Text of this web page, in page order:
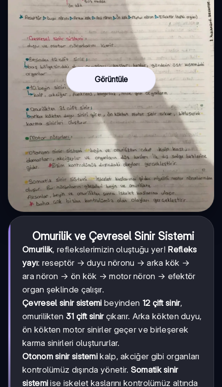
Görüntüle
Omurilik ve Çevresel Sinir Sistemi
Omurilik, reflekslerimizin oluştuğu yer! Refleks
yayı: reseptör → duyu nöronu → arka kök →
ara nöron → ön kök → motor nöron → efektör
organ şeklinde çalışır.
Çevresel sinir sistemi beyinden 12 çift sinir,
omurilikten 31 çift sinirçıkarır. Arka kökten duyu,
ön kökten motor sinirler geçer ve birleşerek
karma sinirleri oluştururlar.
Otonom sinir sistemi kalp, akciğer gibi organları
kontrolümüz dışında yönetir. Somatik sinir
sistemi ise iskelet kaslarını kontrolümüz altında